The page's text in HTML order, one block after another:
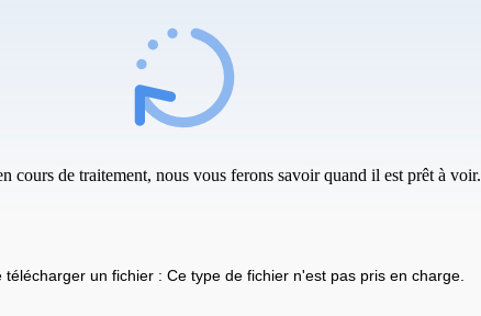
cours de traitement, nous vous ferons savoir quand il est prêt à voir.
télécharger un fichier : Ce type de fichier n'est pas pris en charge.